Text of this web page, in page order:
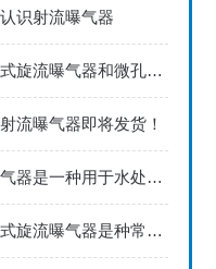
识射流曝气器
可提升式旋流曝气器和微孔曝气器相比有什么优点呢
流曝气器即将发货！
射流曝气器是一种用于水处理过程中的增氧设备
可提升式旋流曝气器是种常用的水处理设备